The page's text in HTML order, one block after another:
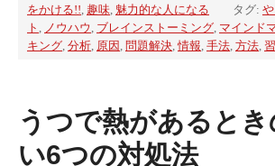
をかける!!, 趣味, 魅力的な人になる タグ:
ト , ノウハウ , ブレインストーミング, マインド
キング, 分析, 原因 , 問題解決,情報, 手法, 方法,
うつで熱があると
い6つの対処法